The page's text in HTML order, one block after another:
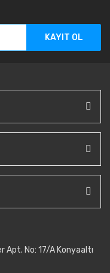
KAYIT OL
Apt. No: 17/A Konyaaltı